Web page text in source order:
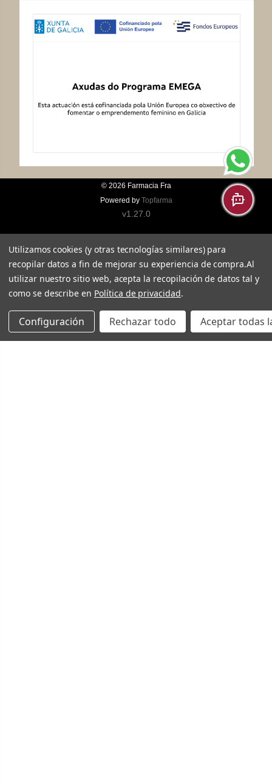
© 2026 Farmacia Fra
Powered by Topfarma
v1.27.0
Utilizamos cookies (y otras tecnologías similares) para
recopilar datos a fin de mejorar su experiencia de compra.Al
utilizar nuestro sitio web, acepta la recopilación de datos tal y
como se describe en Política de privacidad.
Configuración Rechazar todo Aceptar todas